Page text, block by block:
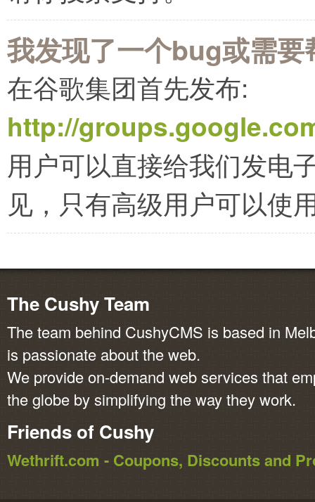
我发现了一个bug或需
在谷歌集团首先发布:
http://
用户可以直接给我们发电
见，只有高级用户可以使
The Cushy Team
The team behind CushyCMS is based in
is passionate about the web.
We provide on-demand web services that
the globe by simplifying the way they work.
Friends of Cushy
Wethrift.com - Coupons, Discounts and